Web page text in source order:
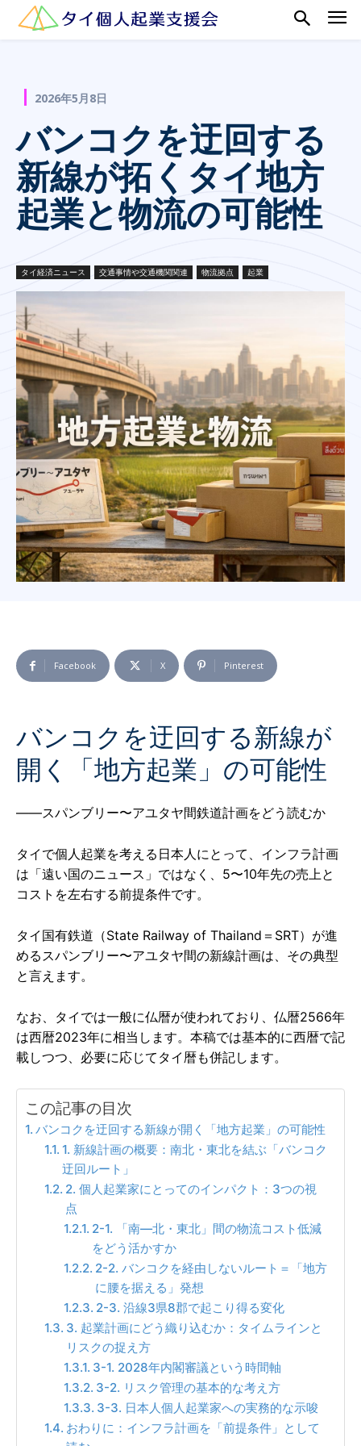
2026年5月8日
バンコクを迂回する
新線が拓くタイ地方
起業と物流の可能性
タイ経済ニュース 交通事情や交通機関関連 物流拠点 起業
Facebook X Pinterest
バンコクを迂回する新線が
開く「地方起業」の可能性
――スパンブリー〜アユタヤ間鉄道計画をどう読むか
タイで個人起業を考える日本人にとって、インフラ計画
は「遠い国のニュース」ではなく、5〜10年先の売上と
コストを左右する前提条件です。
タイ国有鉄道（State Railway of Thailand＝SRT）が進
めるスパンブリー〜アユタヤ間の新線計画は、その典型
と言えます。
なお、タイでは一般に仏暦が使われており、仏暦2566年
は西暦2023年に相当します。本稿では基本的に西暦で記
載しつつ、必要に応じてタイ暦も併記します。
この記事の目次
バンコクを迂回する新線が開く「地方起業」の可能性
1. 新線計画の概要：南北・東北を結ぶ「バンコク
迂回ルート」
2. 個人起業家にとってのインパクト：3つの視
点
2-1. 「南—北・東北」間の物流コスト低減
をどう活かすか
2-2. バンコクを経由しないルート＝「地方
に腰を据える」発想
2-3. 沿線3県8郡で起こり得る変化
3. 起業計画にどう織り込むか：タイムラインと
リスクの捉え方
3-1. 2028年内閣審議という時間軸
3-2. リスク管理の基本的な考え方
3-3. 日本人個人起業家への実務的な示唆
おわりに：インフラ計画を「前提条件」として